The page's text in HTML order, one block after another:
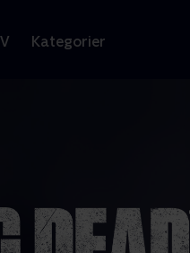
Kategorier